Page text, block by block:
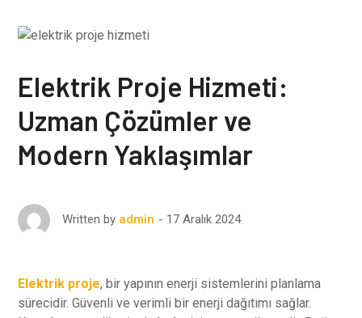
Elektrik Proje Hizmeti:
Uzman Çözümler ve
Modern Yaklaşımlar
Written by admin 17 Aralık 2024
Elektrik proje, bir yapının enerji sistemlerini planlama
sürecidir. Güvenli ve verimli bir enerji dağıtımı sağlar.